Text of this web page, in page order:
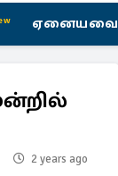
ஏனையவை
2 years ago